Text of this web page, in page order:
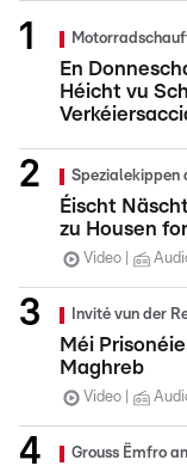
En
Héicht vu
Spezialekippen
Éischt
zu Housen
Video
Invité vun der
Méi
Maghreb
Video
Grouss Ëmfro